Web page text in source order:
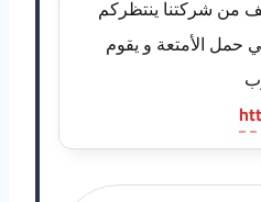
من شركتنا ينتظركم
الأمتعة و يقوم